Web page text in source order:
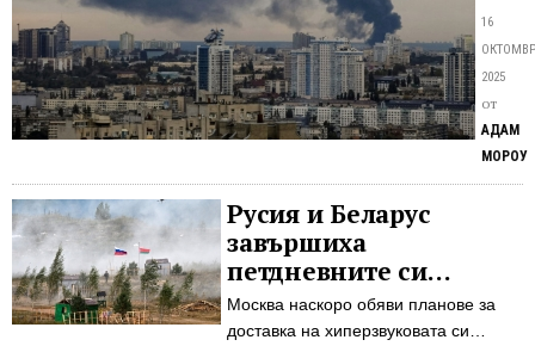
на
по
че
срещу
16
2025
от
АДАМ
МОРОУ
Русия и Беларус
завършиха
петдневните си
съвместни военни
учения
Москва наскоро обяви планове за
доставка на хиперзвуковата си